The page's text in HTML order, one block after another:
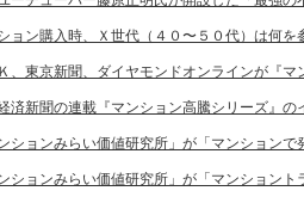
ョン購入時、Ｘ世代（４０〜５０代）は何を
、東京新聞、ダイヤモンドオンラインが『マ
済新聞の連載『マンション高騰シリーズ』の
ションみらい価値研究所」が「マンションで
ションみらい価値研究所」が「マンショント